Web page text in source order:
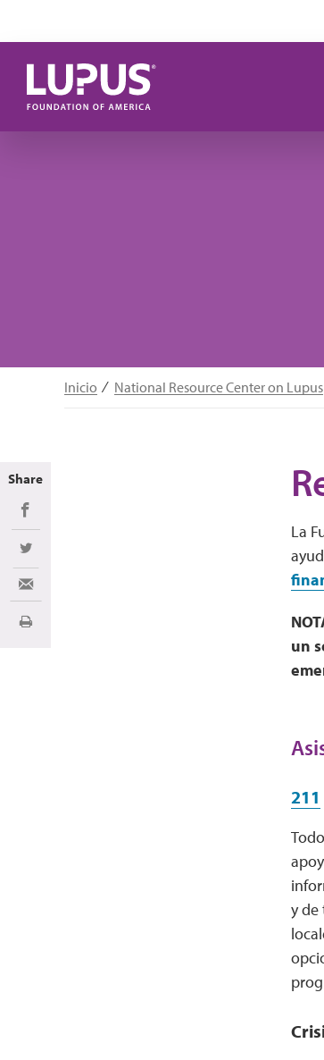
Inicio National Resource Center on Lupus
La
un
211
y de
Share
Share on Facebook
Share on Twitter
Share via Email
Imprimir